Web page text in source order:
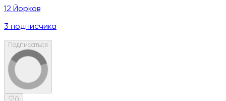
12 Йорков
3 подписчика
Подписаться